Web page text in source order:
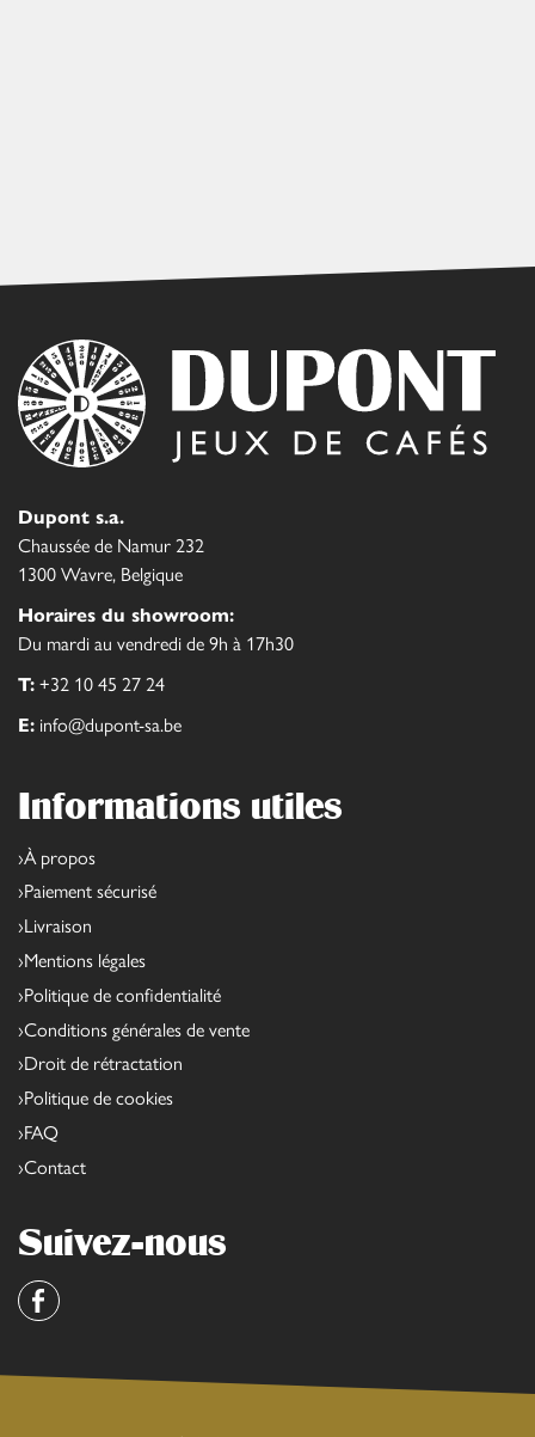
Dupont s.a.
Chaussée de Namur 232
1300 Wavre, Belgique
Horaires du showroom:
Du mardi au vendredi de 9h à 17h30
T: +32 10 45 27 24
E: info@dupont-sa.be
Informations utiles
À propos
Paiement sécurisé
Livraison
Mentions légales
Politique de confidentialité
Conditions générales de vente
Droit de rétractation
Politique de cookies
FAQ
Contact
Suivez-nous
Facebook